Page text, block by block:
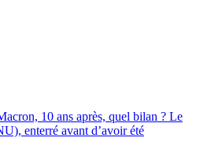
10 ans après, quel bilan ? Le
enterré avant d’avoir été